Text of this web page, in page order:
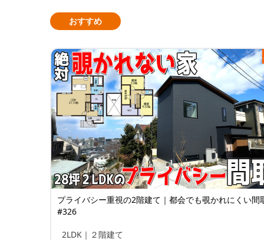
おすすめ
プライバシー重視の2階建て｜都会でも覗かれにくい間
#326
2LDK｜２階建て